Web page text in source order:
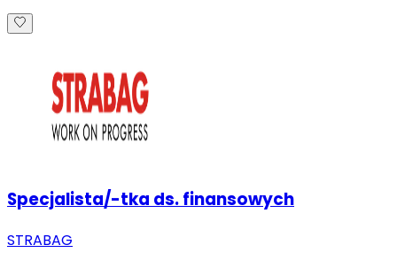
Specjalista/-tka ds. finansowych
STRABAG